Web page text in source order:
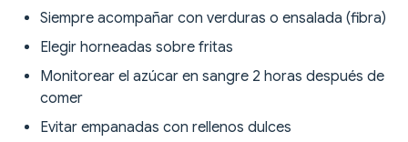
Siempre acompañar con verduras o ensalada (fibra)
Elegir horneadas sobre fritas
Monitorear el azúcar en sangre 2 horas después de
comer
Evitar empanadas con rellenos dulces